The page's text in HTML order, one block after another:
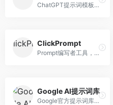
ChatGPT提示词模板库，专注于实用提示词收集。面向ChatGPT用户，提供提示词模板、使用场景、效果展示等资源，模板实用性强。
ClickPrompt
Prompt编写者工具，专注于提示词创作辅助。面向提示词创作者，提供提示词编辑、测试、分享等服务，创作工具完善。
Google AI提示词库
Google官方提示词库，专注于Gemini模型优化。面向开发者，提供官方提示词指南、最佳实践、示例代码等资源，权威性强。